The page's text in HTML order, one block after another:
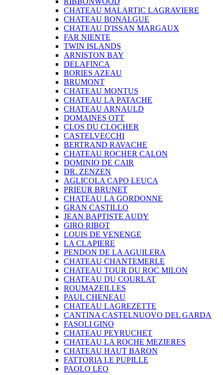
CHATEAU MALARTIC LAGRAVIERE
CHATEAU BONALGUE
CHATEAU D'ISSAN MARGAUX
FAR NIENTE
TWIN ISLANDS
ARNISTON BAY
DELAFINCA
BORIES AZEAU
BRUMONT
CHATEAU MONTUS
CHATEAU LA PATACHE
CHATEAU ARNAULD
DOMAINES OTT
CLOS DU CLOCHER
CASTELVECCHI
BERTRAND RAVACHE
CHATEAU ROCHER CALON
DOMINIO DE CAIR
DR. ZENZEN
AGLICOLA CAPO LEUCA
PRIEUR BRUNET
CHATEAU LA GORDONNE
GRAN CASTILLO
JEAN BAPTISTE AUDY
GIRO RIBOT
LOUIS DE VENENGE
LA CLAPIERE
PENDON DE LA AGUILERA
CHATEAU CHANTEMERLE
CHATEAU TOUR DU ROC MILON
CHATEAU DU COURLAT
ROUMAZEILLES
PAUL CHENEAU
CHATEAU LAGREZETTE
CANTINA CASTELNUOVO DEL GARDA
FASOLI GINO
CHATEAU PEYRUCHET
CHATEAU LA ROCHE MEZIERES
CHATEAU HAUT BARON
FATTORIA LE PUPILLE
PAOLO LEO